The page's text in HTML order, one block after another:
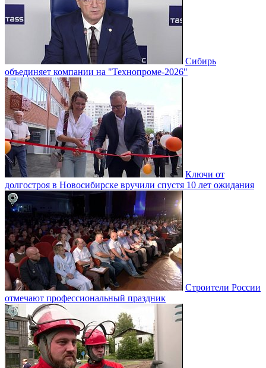
Сибирь
объединяет компании на "Технопроме-2026"
Ключи от
долгостроя в Новосибирске вручили спустя 10 лет ожидания
Строители России
отмечают профессиональный праздник